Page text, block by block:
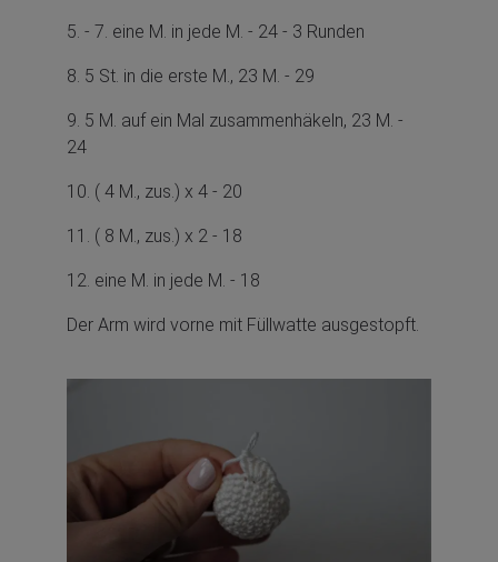
5. - 7. eine M. in jede M. - 24 - 3 Runden
8. 5 St. in die erste M., 23 M. - 29
9. 5 M. auf ein Mal zusammenhäkeln, 23 M. -
24
10. ( 4 M., zus.) x 4 - 20
11. ( 8 M., zus.) x 2 - 18
12. eine M. in jede M. - 18
Der Arm wird vorne mit Füllwatte ausgestopft.